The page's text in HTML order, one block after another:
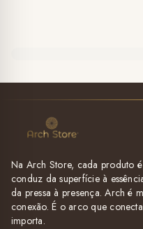
Na Arch Store, cada produto
conduz da superfície à
da pressa à presença. Arch é
conexão. É o arco que
importa.